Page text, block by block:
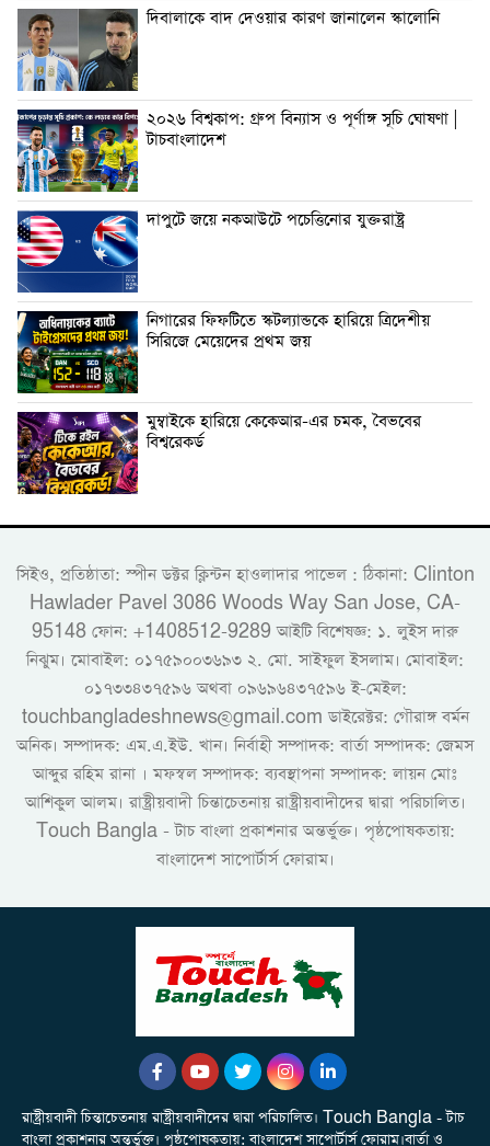
দিবালাকে বাদ দেওয়ার কারণ জানালেন স্কালোনি
২০২৬ বিশ্বকাপ: গ্রুপ বিন্যাস ও পূর্ণাঙ্গ সূচি ঘোষণা |
টাচবাংলাদেশ
দাপুটে জয়ে নকআউটে পচেত্তিনোর যুক্তরাষ্ট্র
নিগারের ফিফটিতে স্কটল্যান্ডকে হারিয়ে ত্রিদেশীয়
সিরিজে মেয়েদের প্রথম জয়
মুম্বাইকে হারিয়ে কেকেআর-এর চমক, বৈভবের
বিশ্বরেকর্ড
সিইও, প্রতিষ্ঠাতা: স্পীন ডক্টর ক্লিন্টন হাওলাদার পাভেল : ঠিকানা: Clinton
Hawlader Pavel 3086 Woods Way San Jose, CA-
95148 ফোন: +1408512-9289 আইটি বিশেষজ্ঞ: ১. লুইস দারু
নিঝুম। ‎মোবাইল: ০১৭৫৯০০৩৬৯৩ ২. মো. সাইফুল ইসলাম। মোবাইল:
০১৭৩৩৪৩৭৫৯৬ অথবা ০৯৬৯৬৪৩৭৫৯৬ ই-মেইল:
touchbangladeshnews@gmail.com ডাইরেক্টর: গৌরাঙ্গ বর্মন
অনিক। সম্পাদক: এম.এ.ইউ. খান। নির্বাহী সম্পাদক: বার্তা সম্পাদক: জেমস
আব্দুর রহিম রানা । মফস্বল সম্পাদক: ব্যবস্থাপনা সম্পাদক: লায়ন মোঃ
আশিকুল আলম। রাষ্ট্রীয়বাদী চিন্তাচেতনায় রাষ্ট্রীয়বাদীদের দ্বারা পরিচালিত।
Touch Bangla - টাচ বাংলা প্রকাশনার অন্তর্ভুক্ত। পৃষ্ঠপোষকতায়:
বাংলাদেশ সাপোর্টার্স ফোরাম।
রাষ্ট্রীয়বাদী চিন্তাচেতনায় রাষ্ট্রীয়বাদীদের দ্বারা পরিচালিত। Touch Bangla - টাচ
বাংলা প্রকাশনার অন্তর্ভুক্ত। পৃষ্ঠপোষকতায়: বাংলাদেশ সাপোর্টার্স ফোরাম।বার্তা ও